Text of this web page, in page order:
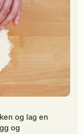
og lag en
og